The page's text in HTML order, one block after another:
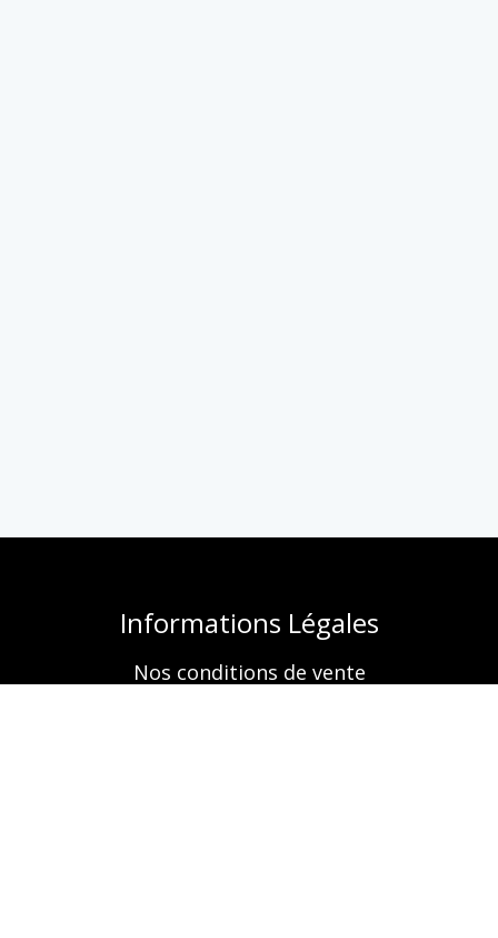
Informations Légales
Nos conditions de vente